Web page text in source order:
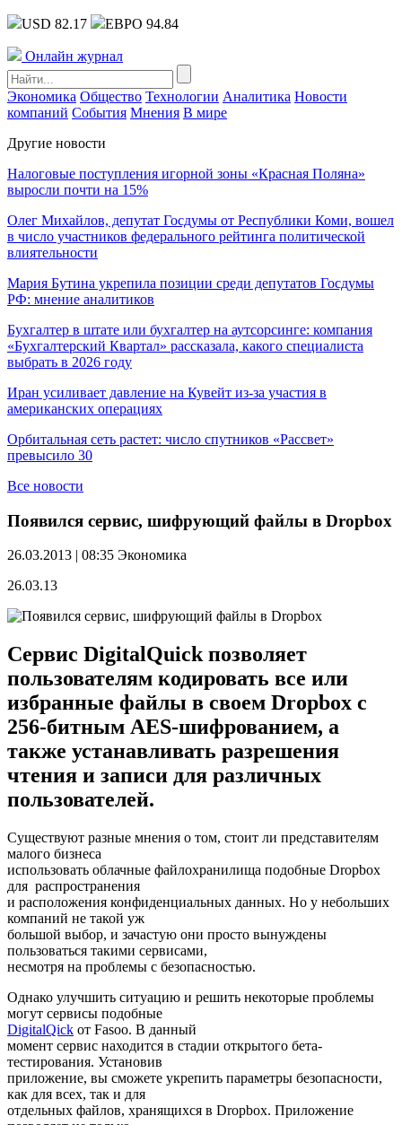
USD 82.17 ЕВРО 94.84
Онлайн журнал
Экономика Общество Технологии Аналитика Новости
компаний События Мнения В мире
Другие новости
Налоговые поступления игорной зоны «Красная Поляна»
выросли почти на 15%
Олег Михайлов, депутат Госдумы от Республики Коми, вошел
в число участников федерального рейтинга политической
влиятельности
Мария Бутина укрепила позиции среди депутатов Госдумы
РФ: мнение аналитиков
Бухгалтер в штате или бухгалтер на аутсорсинге: компания
«Бухгалтерский Квартал» рассказала, какого специалиста
выбрать в 2026 году
Иран усиливает давление на Кувейт из-за участия в
американских операциях
Орбитальная сеть растет: число спутников «Рассвет»
превысило 30
Все новости
Появился сервис, шифрующий файлы в Dropbox
26.03.2013 | 08:35 Экономика
26.03.13
Сервис DigitalQuick позволяет
пользователям кодировать все или
избранные файлы в своем Dropbox с
256-битным AES-шифрованием, а
также устанавливать разрешения
чтения и записи для различных
пользователей.
Существуют разные мнения о том, стоит ли представителям
малого бизнеса
использовать облачные файлохранилища подобные Dropbox
для распространения
и расположения конфиденциальных данных. Но у небольших
компаний не такой уж
большой выбор, и зачастую они просто вынуждены
пользоваться такими сервисами,
несмотря на проблемы с безопасностью.
Однако улучшить ситуацию и решить некоторые проблемы
могут сервисы подобные
DigitalQick от Fasoo. В данный
момент сервис находится в стадии открытого бета-
тестирования. Установив
приложение, вы сможете укрепить параметры безопасности,
как для всех, так и для
отдельных файлов, хранящихся в Dropbox. Приложение